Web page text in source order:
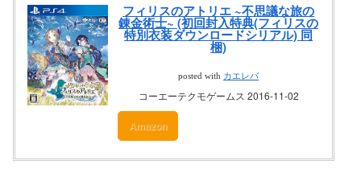
フィリスのアトリエ ~不思議な旅の
錬金術士~ (初回封入特典(フィリスの
特別衣装ダウンロードシリアル) 同
梱)
posted with カエレバ
コーエーテクモゲームス 2016-11-02
Amazon